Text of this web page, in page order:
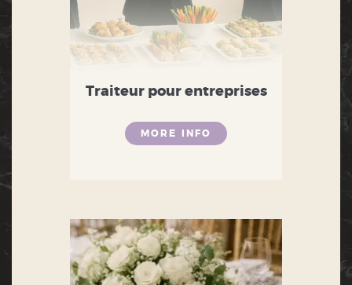
Traiteur pour entreprises
MORE INFO